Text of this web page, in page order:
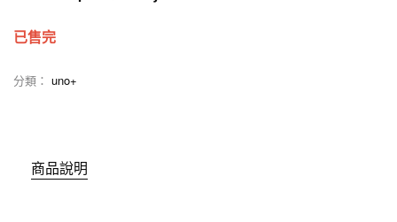
已售完
分類： uno+
商品說明